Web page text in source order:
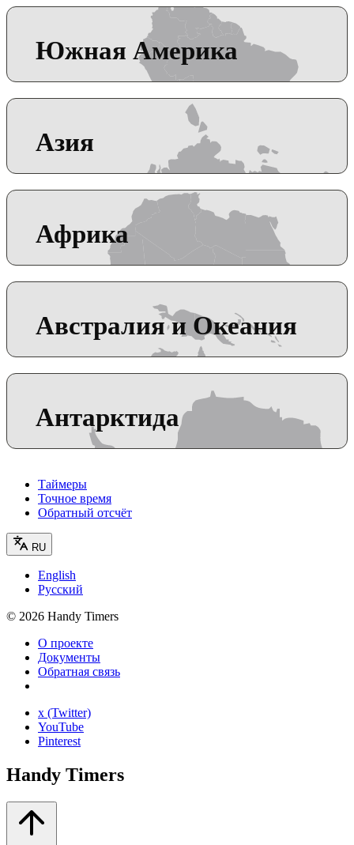
Южная Америка
Азия
Африка
Австралия и Океания
Антарктида
Таймеры
Точное время
Обратный отсчёт
RU
English
Русский
© 2026 Handy Timers
О проекте
Документы
Обратная связь
x (Twitter)
YouTube
Pinterest
Handy Timers